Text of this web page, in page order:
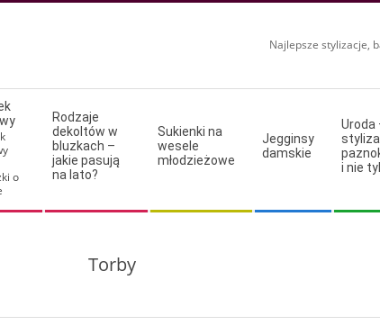
Najlepsze stylizacje,
o
Rodzaje
dekoltów w
bluzkach –
jakie pasują
na lato?
Sukienki na
wesele
młodzieżowe
Jegginsy
damskie
Uroda
i nie
Torby